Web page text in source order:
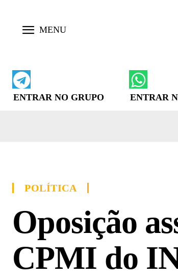
ENTRAR NO GRUPO ENTRAR
POLÍTICA
Oposição
CPMI do